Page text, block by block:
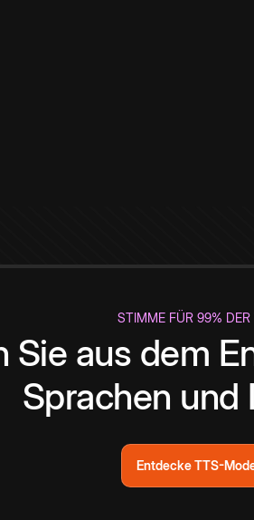
STIMME FÜR 99% DER
Sie aus dem
Sprachen und
Entdecke TTS-